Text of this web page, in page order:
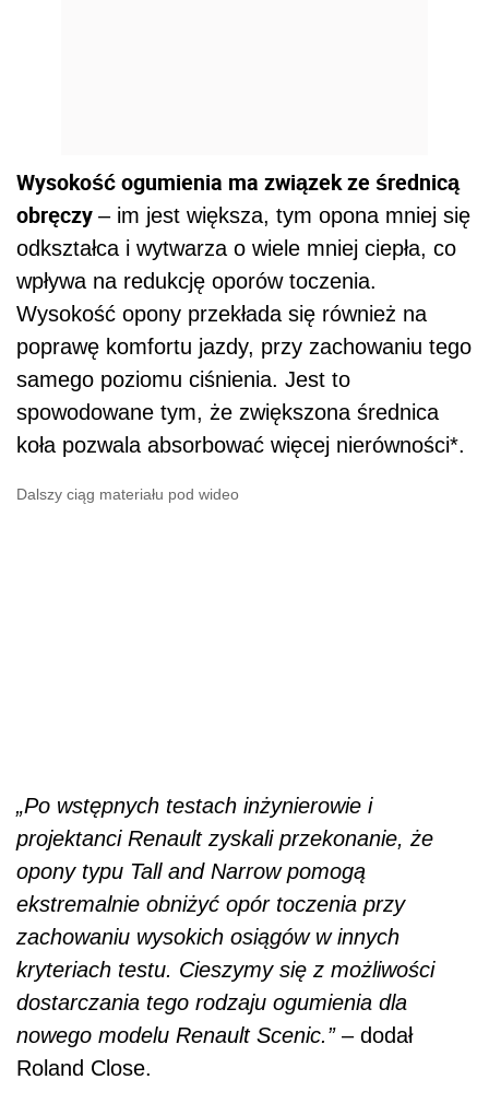
Wysokość ogumienia ma związek ze średnicą
obręczy – im jest większa, tym opona mniej się
odkształca i wytwarza o wiele mniej ciepła, co
wpływa na redukcję oporów toczenia.
Wysokość opony przekłada się również na
poprawę komfortu jazdy, przy zachowaniu tego
samego poziomu ciśnienia. Jest to
spowodowane tym, że zwiększona średnica
koła pozwala absorbować więcej nierówności*.
Dalszy ciąg materiału pod wideo
„Po wstępnych testach inżynierowie i
projektanci Renault zyskali przekonanie, że
opony typu Tall and Narrow pomogą
ekstremalnie obniżyć opór toczenia przy
zachowaniu wysokich osiągów w innych
kryteriach testu. Cieszymy się z możliwości
dostarczania tego rodzaju ogumienia dla
nowego modelu Renault Scenic.”– dodał
Roland Close.